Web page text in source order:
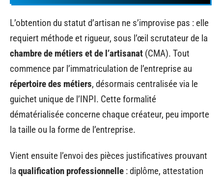
L’obtention du statut d’artisan ne s’improvise pas : elle
requiert méthode et rigueur, sous l’œil scrutateur de la
chambre de métiers et de l’artisanat (CMA). Tout
commence par l’immatriculation de l’entreprise au
répertoire des métiers, désormais centralisée via le
guichet unique de l’INPI. Cette formalité
dématérialisée concerne chaque créateur, peu importe
la taille ou la forme de l’entreprise.
Vient ensuite l’envoi des pièces justificatives prouvant
la qualification professionnelle : diplôme, attestation